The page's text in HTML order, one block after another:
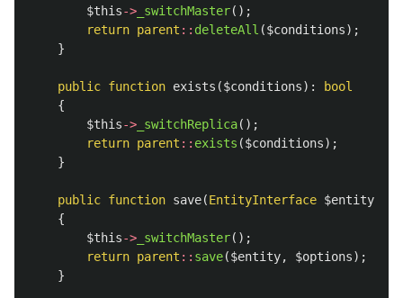
$this-> _switchMaster();
return parent :: deleteAll ($conditions);
}
public function exists ($conditions):
bool
{
$this-> _switchReplica();
return parent :: exists ($conditions);
}
public function save(EntityInterface $entity
{
$this-> _switchMaster();
return parent :: save($entity, $options);
}